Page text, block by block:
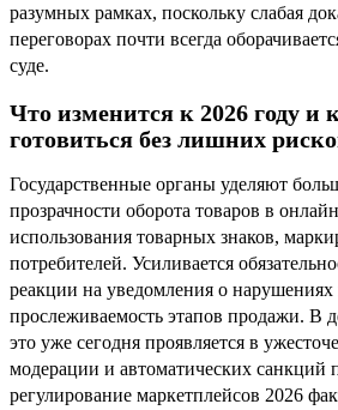
разумных рамках, поскольку слабая
переговорах почти всегда
суде.
Что изменится к 2026 году и
готовиться без лишних
Государственные органы уделяют
прозрачности оборота товаров в
использования товарных знаков,
потребителей. Усиливается
реакции на уведомления о нарушениях
прослеживаемость этапов продажи. В
это уже сегодня проявляется в
модерации и автоматических санкций
регулирование маркетплейсов 2026